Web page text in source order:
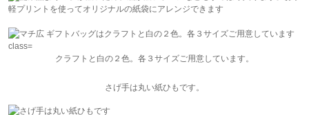
クラフトと白の２色。各３サイズご用意しています。
さげ手は丸い紙ひもです。